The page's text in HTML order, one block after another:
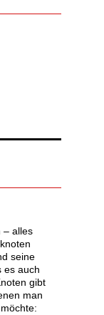
– alles
seine
es auch
gibt
man